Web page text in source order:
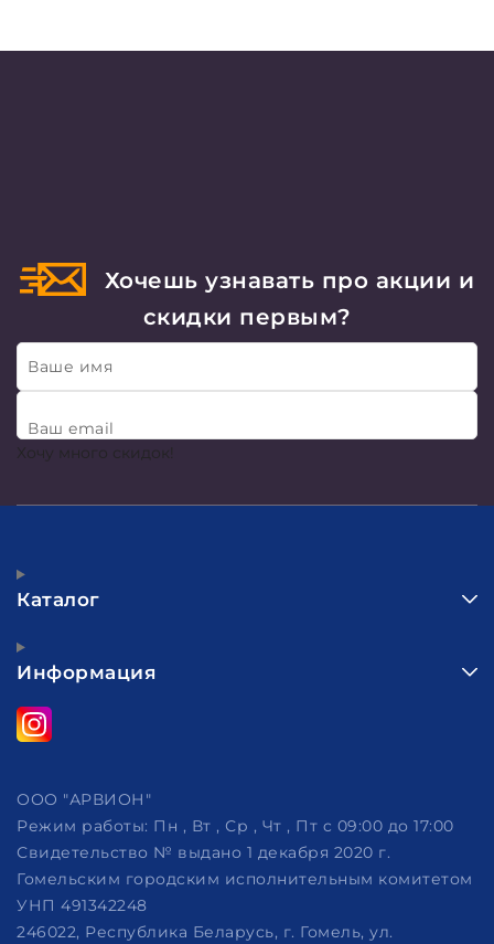
Хочешь узнавать про акции и
скидки первым?
Ваше имя
Ваш email
Хочу много скидок!
Каталог
Информация
ООО "АРВИОН"
Режим работы: Пн , Вт , Ср , Чт , Пт c 09:00 до 17:00
Свидетельство № выдано 1 декабря 2020 г.
Гомельским городским исполнительным комитетом
УНП 491342248
246022, Республика Беларусь, г. Гомель, ул.